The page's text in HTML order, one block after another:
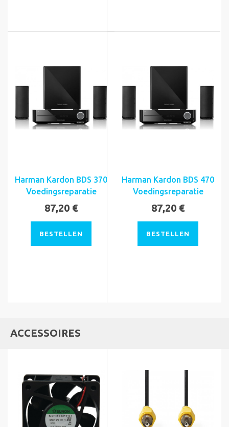
Harman Kardon BDS 370
Voedingsreparatie
87,20 €
BESTELLEN
Harman Kardon BDS 470
Voedingsreparatie
87,20 €
BESTELLEN
ACCESSOIRES